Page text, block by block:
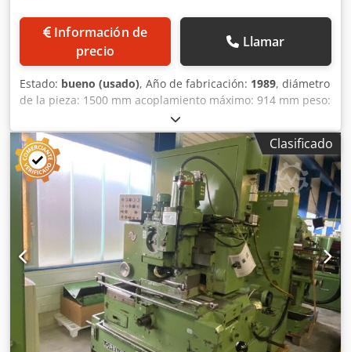
columna: +/-60 mm - Portatornillo para soporte de
herramienta: SK 45 DIN
Información de
precio
Llamar
Estado: bueno (usado), Año de fabricación: 1989, diámetro
de la pieza: 1500 mm acoplamiento máximo: 914 mm peso:
15 toneladas Cjdpsfl Aaqefx Aiforf
Clasificado